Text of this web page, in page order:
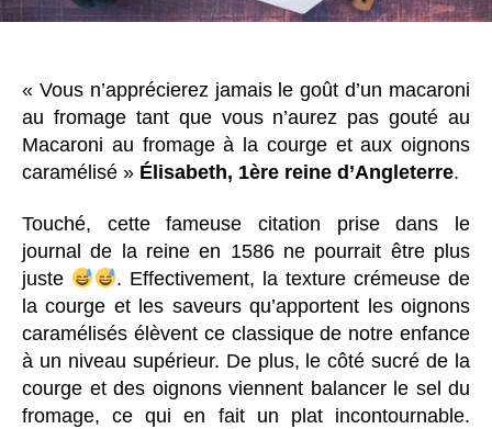
« Vous n’apprécierez jamais le goût d’un macaroni
au fromage tant que vous n’aurez pas gouté au
Macaroni au fromage à la courge et aux oignons
caramélisé » Élisabeth, 1ère reine d’Angleterre.
Touché, cette fameuse citation prise dans le
journal de la reine en 1586 ne pourrait être plus
juste
. Effectivement, la texture crémeuse de
la courge et les saveurs qu’apportent les oignons
caramélisés élèvent ce classique de notre enfance
à un niveau supérieur. De plus, le côté sucré de la
courge et des oignons viennent balancer le sel du
fromage, ce qui en fait un plat incontournable.